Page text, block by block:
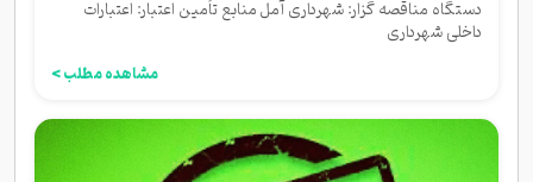
دستگاه مناقصه گزار: شهرداری آمل منابع تأمین اعتبار: اعتبارات
داخلی شهرداری
مشاهده مطلب >